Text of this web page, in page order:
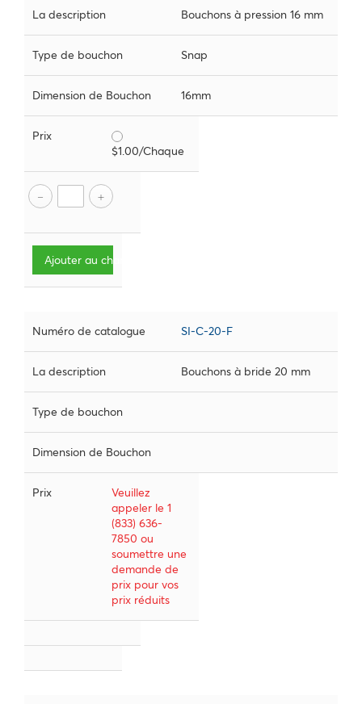
La description Bouchons à pression 16 mm
Type de bouchon Snap
Dimension de Bouchon 16mm
Prix
$1.00/Chaque
Ajouter au chariot
Numéro de catalogue SI-C-20-F
La description Bouchons à bride 20 mm
Type de bouchon
Dimension de Bouchon
Prix
Veuillez
appeler le 1
(833) 636-
7850 ou
soumettre une
demande de
prix pour vos
prix réduits